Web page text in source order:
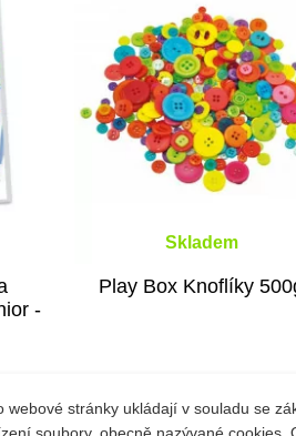
-
Skladem
Play Box Knoflíky
webové stránky ukládají v souladu se